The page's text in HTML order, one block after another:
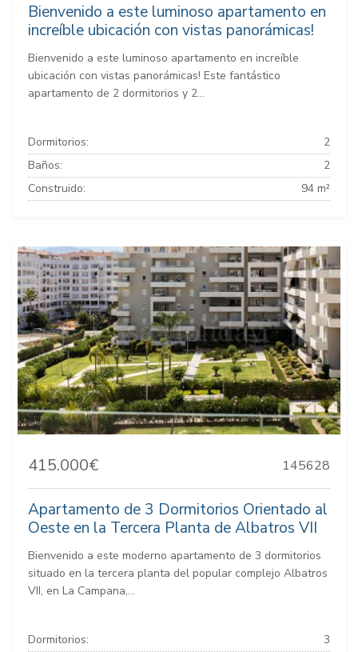
Bienvenido a este luminoso apartamento en
increíble ubicación con vistas panorámicas!
Bienvenido a este luminoso apartamento en increíble
ubicación con vistas panorámicas! Este fantástico
apartamento de 2 dormitorios y 2...
Dormitorios:
2
Baños:
2
Construido:
94 m²
415.000€ 145628
Apartamento de 3 Dormitorios Orientado al
Oeste en la Tercera Planta de Albatros VII
Bienvenido a este moderno apartamento de 3 dormitorios
situado en la tercera planta del popular complejo Albatros
VII, en La Campana,...
Dormitorios:
3